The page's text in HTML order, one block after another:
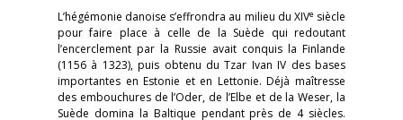
L’hégémonie danoise s’effrondra au milieu du XIVesiècle
pour faire place à celle de la Suède qui redoutant
l’encerclement par la Russie avait conquis la Finlande
(1156 à 1323), puis obtenu du Tzar Ivan IV des bases
importantes en Estonie et en Lettonie. Déjà maîtresse
des embouchures de l’Oder, de l’Elbe et de la Weser, la
Suède domina la Baltique pendant près de 4 siècles.